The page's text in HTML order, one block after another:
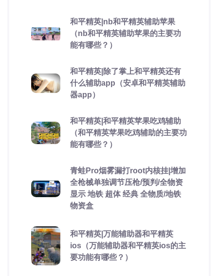
和平精英|nb和平精英辅助苹果
（nb和平精英辅助苹果的主要功
能有哪些？）
和平精英|除了掌上和平精英还有
什么辅助app（安卓和平精英辅助
器app）
和平精英|和平精英苹果吃鸡辅助
（和平精英苹果吃鸡辅助的主要功
能有哪些？）
青蛙Pro烟雾漏打root内核挂|增加
全枪械单独调节压枪/预判/全物资
显示 地铁 超体 经典 全物质/地铁
物资盒
和平精英|万能辅助器和平精英
ios（万能辅助器和平精英ios的主
要功能有哪些？）